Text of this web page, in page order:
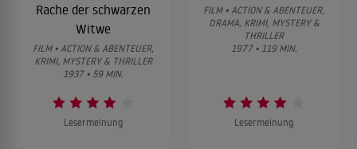
Rache der schwarzen
Witwe
FILM • ACTION & ABENTEUER,
KRIMI, MYSTERY & THRILLER
1937 • 59 MIN.
Lesermeinung
FILM • ACTION & ABENTEUER,
DRAMA, KRIMI, MYSTERY &
THRILLER
1977 • 119 MIN.
Lesermeinung